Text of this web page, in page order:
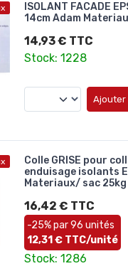
ISOLANT FACADE
14cm Adam
14,93 € TTC
Stock: 1228
Ajouter
Colle GRISE pour
enduisage isolants
Materiaux/ sac 25kg
16,42 € TTC
-25% par 96 unités
12,31 € TTC/unité
Stock: 1286